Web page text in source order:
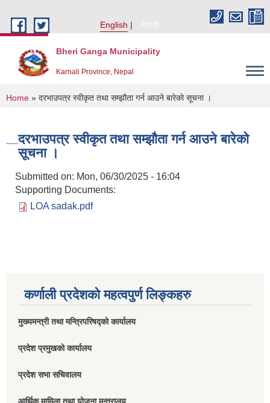
English
नेपाली
Bheri Ganga Municipality
Karnali Province, Nepal
You are here
Home » दरभाउपत्र स्वीकृत तथा सम्झौता गर्न आउने बारेको सूचना ।
दरभाउपत्र स्वीकृत तथा सम्झौता गर्न आउने बारेको
सूचना ।
Submitted on: Mon, 06/30/2025 - 16:04
Supporting Documents:
LOA sadak.pdf
कर्णाली प्रदेशको महत्वपुर्ण लिङ्कहरु
मुख्यमन्त्री तथा मन्त्रिपरिषद्को कार्यालय
प्रदेश प्रमुखको कार्यालय
प्रदेश सभा सचिवालय